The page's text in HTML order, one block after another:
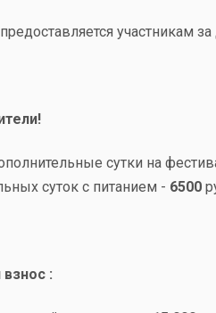
участникам
сутки на
суток с питанием - 6500
: